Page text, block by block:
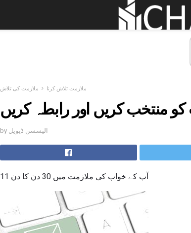
ملازمت تلاش کرنا ملازمت کی تلاش
کو منتخب کریں اور رابطہ کریں
by الیسسن ڈیویل
آپ کے خواب کی ملازمت میں 30 دن کا دن 11